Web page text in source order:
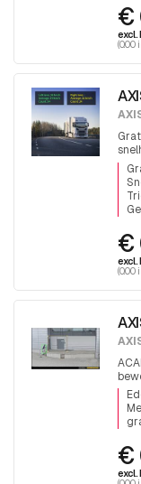
€
excl.
(0.00
€
excl.
(0.00
€
excl.